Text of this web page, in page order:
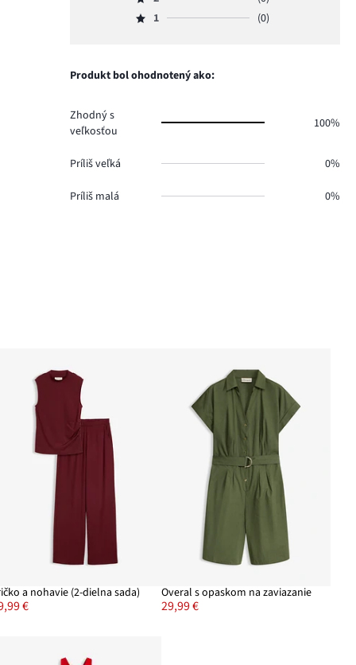
hlasov
počet
Hodnotenie
2,
0.
Hodnotenie
hlasov
1 (0)
Produkt bol ohodnotený ako:
Zhodný s
veľkosťou
100%
Príliš veľká 0%
Príliš malá 0%
a nohavie (2-dielna sada)
€
Overal s opaskom na zaviazanie
29,99 €